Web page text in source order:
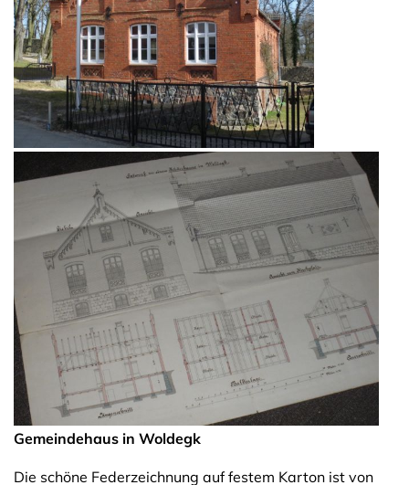
Gemeindehaus in Woldegk
Die schöne Federzeichnung auf festem Karton ist von